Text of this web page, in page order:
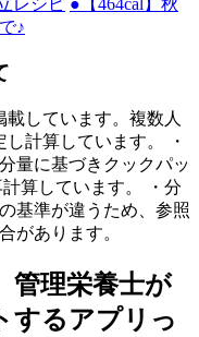
♪
載しています。複数人
計算しています。 ・
量に基づきクックパッ
算しています。 ・分
基準が違うため、参照
があります。
管理栄養士が
するアプリっ